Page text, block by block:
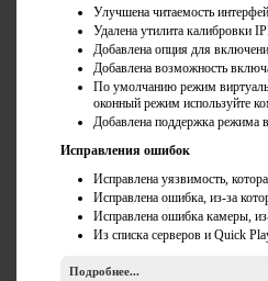
Улучшена читаемость
Удалена утилита калибровки
Добавлена опция для
Добавлена возможность
По умолчанию режим
оконный режим используйте
Добавлена поддержка режима
Исправления ошибок
Исправлена уязвимость,
Исправлена ошибка, из-за
Исправлена ошибка камеры,
Из списка серверов и Quick
Подробнее...